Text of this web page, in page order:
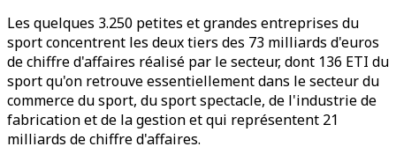
Les quelques 3.250 petites et grandes entreprises du
sport concentrent les deux tiers des 73 milliards d'euros
de chiffre d'affaires réalisé par le secteur, dont 136 ETI du
sport qu'on retrouve essentiellement dans le secteur du
commerce du sport, du sport spectacle, de l'industrie de
fabrication et de la gestion et qui représentent 21
milliards de chiffre d'affaires.